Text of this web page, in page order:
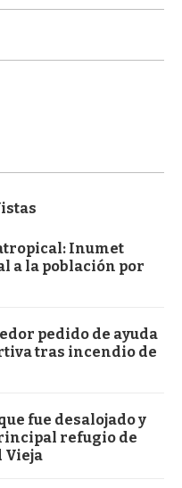
Inumet
a la población por
pedido de ayuda
tras incendio de
fue desalojado y
refugio de
Vieja